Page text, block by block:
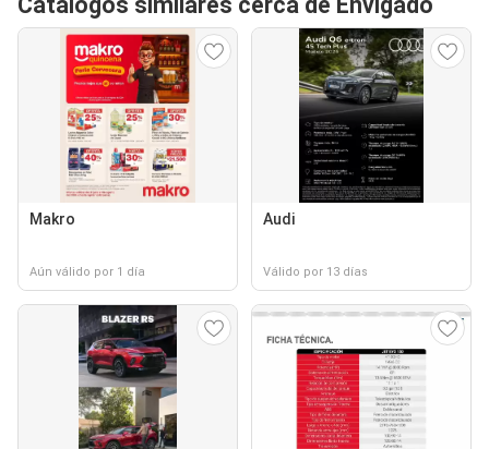
Makro
Aún válido por 1 día
Audi
Válido por 13 días